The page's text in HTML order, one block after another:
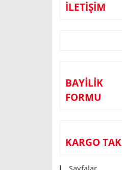
İLETİŞİM
BAYİLİK
FORMU
KARGO